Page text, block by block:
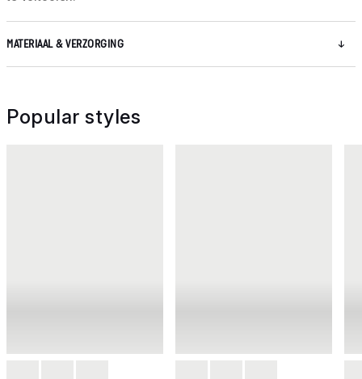
MATERIAAL & VERZORGING
Popular styles